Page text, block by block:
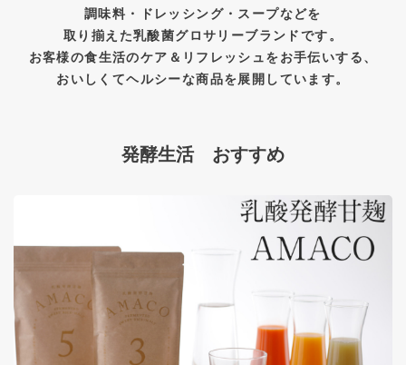
調味料・ドレッシング・スープなどを
取り揃えた乳酸菌グロサリーブランドです。
お客様の食生活のケア＆リフレッシュをお手伝いする、
おいしくてヘルシーな商品を展開しています。
発酵生活 おすすめ